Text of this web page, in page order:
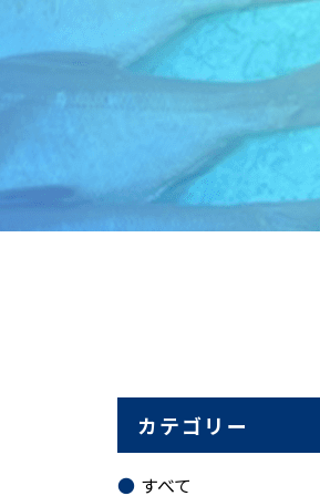
カテゴリー
すべて